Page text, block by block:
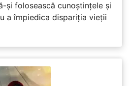
și folosească cunoștințele și
a împiedica dispariția vieții